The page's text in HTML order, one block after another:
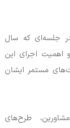
جلسه‌ای که سال
و اهمیت اجرای این
مستمر ایشان
طرح‌های